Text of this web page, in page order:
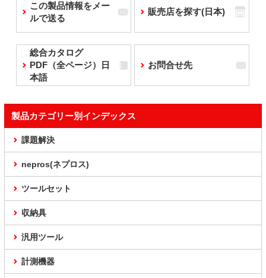
この製品情報をメー
ルで送る
販売店を探す(日本)
総合カタログ
PDF（全ページ）日
本語
お問合せ先
製品カテゴリー別インデックス
課題解決
nepros(ネプロス)
ツールセット
収納具
汎用ツール
計測機器